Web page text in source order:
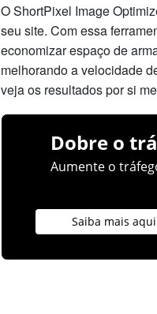
O ShortPixel Image
seu site. Com essa
economizar espaço de
melhorando a velocidade
veja os resultados por si
Dobre o
Aumente o
Saiba mais aqui